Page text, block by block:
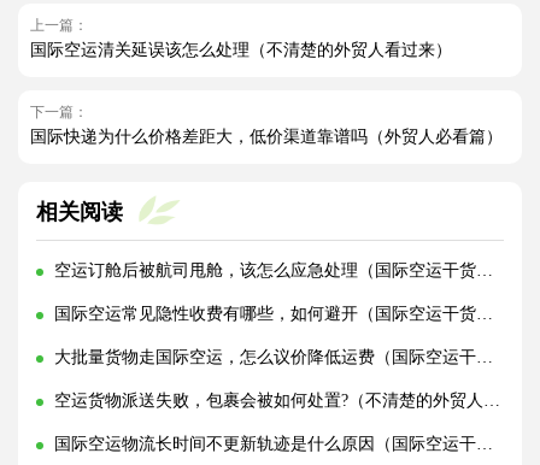
上一篇：
国际空运清关延误该怎么处理（不清楚的外贸人看过来）
下一篇：
国际快递为什么价格差距大，低价渠道靠谱吗（外贸人必看篇）
相关阅读
空运订舱后被航司甩舱，该怎么应急处理（国际空运干货知识分享）
国际空运常见隐性收费有哪些，如何避开（国际空运干货知识分享）
大批量货物走国际空运，怎么议价降低运费（国际空运干货知识分享）
空运货物派送失败，包裹会被如何处置?（不清楚的外贸人看过来）
国际空运物流长时间不更新轨迹是什么原因（国际空运干货知识分享）